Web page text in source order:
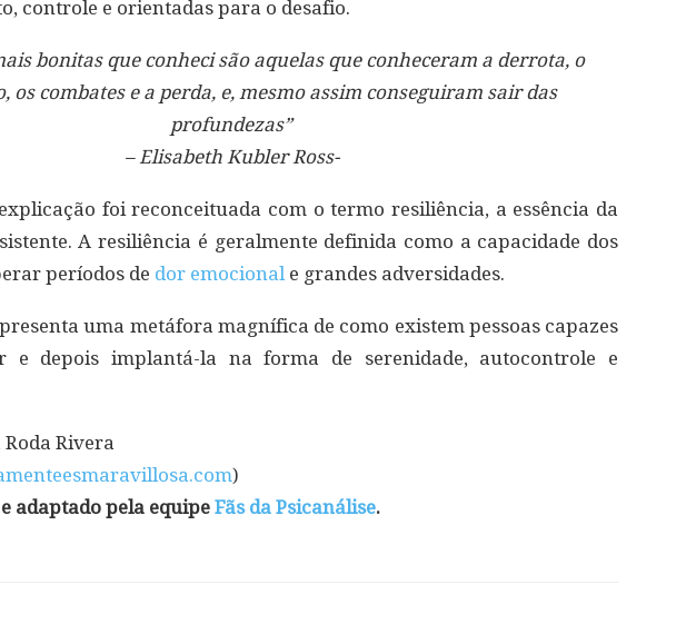
controle e orientadas para o desafio.
bonitas que conheci são aquelas que conheceram a derrota, o
os combates e a perda, e, mesmo assim conseguiram sair das
profundezas”
– Elisabeth Kubler Ross-
foi reconceituada com o termo resiliência, a essência da
A resiliência é geralmente definida como a capacidade dos
períodos de dor emocionale grandes adversidades.
uma metáfora magnífica de como existem pessoas capazes
e depois implantá-la na forma de serenidade, autocontrole e
Rivera
)
adaptado pela equipe Fãs da Psicanálise.